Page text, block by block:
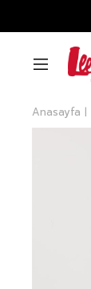
Anasayfa